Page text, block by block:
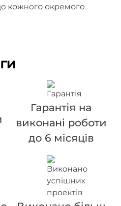
кожного окремого
Гарантія на
виконані роботи
до 6 місяців